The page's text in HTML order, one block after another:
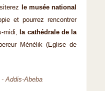
le musée national
et pourrez rencontrer
midi,
la cathédrale de la
Ménélik (Eglise de
Addis-Abeba